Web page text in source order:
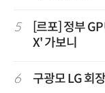
5
[르포] 정부
X' 가보니
6 구광모 LG 회